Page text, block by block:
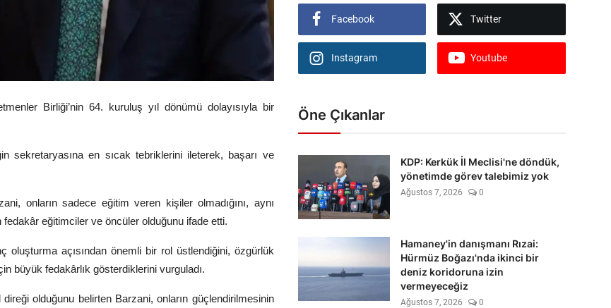
Birliği’nin 64. kuruluş yıl dönümü dolayısıyla bir
sekretaryasına en sıcak tebriklerini ileterek, başarı ve
onların sadece eğitim veren kişiler olmadığını, aynı
eğitimciler ve öncüler olduğunu ifade etti.
açısından önemli bir rol üstlendiğini, özgürlük
büyük fedakârlık gösterdiklerini vurguladı.
olduğunu belirten Barzani, onların güçlendirilmesinin
Facebook Twitter
Instagram Youtube
Öne Çıkanlar
KDP: Kerkük İl Meclisi'ne döndük,
yönetimde görev talebimiz yok
Ağustos 7, 2026 0
Hamaney'in danışmanı Rızai:
Hürmüz Boğazı'nda ikinci bir
deniz koridoruna izin
vermeyeceğiz
Ağustos 7, 2026 0